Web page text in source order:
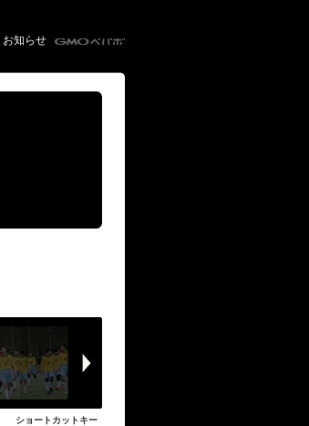
お知らせ
ショートカットキー